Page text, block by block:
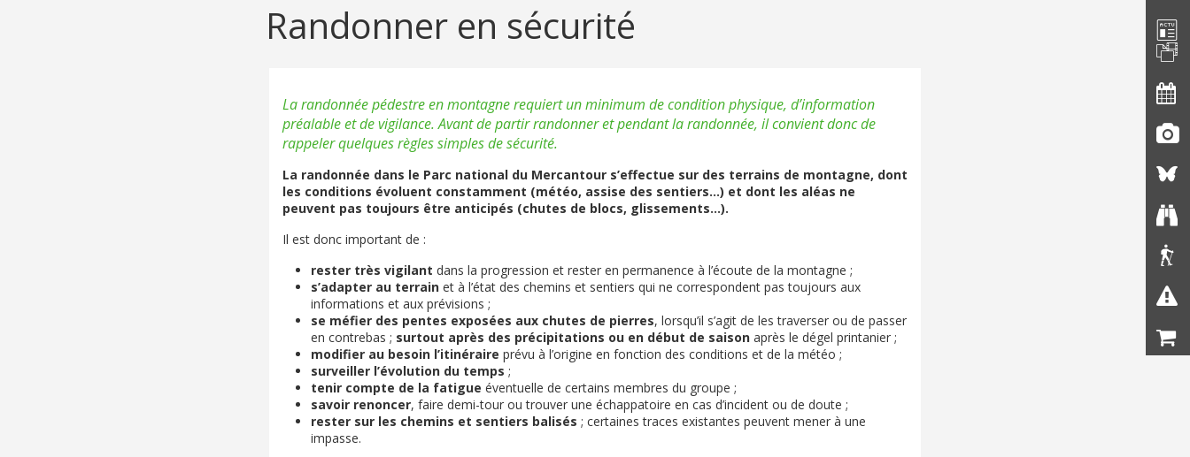
Randonner en sécurité
La randonnée pédestre en montagne requiert un minimum de condition physique, d’information
préalable et de vigilance. Avant de partir randonner et pendant la randonnée, il convient donc de
rappeler quelques règles simples de sécurité.
La randonnée dans le Parc national du Mercantour s’effectue sur des terrains de montagne, dont
les conditions évoluent constamment (météo, assise des sentiers…) et dont les aléas ne
peuvent pas toujours être anticipés (chutes de blocs, glissements...).
Il est donc important de :
rester très vigilant dans la progression et rester en permanence à l’écoute de la montagne ;
s’adapter au terrain et à l’état des chemins et sentiers qui ne correspondent pas toujours aux
informations et aux prévisions ;
se méfier des pentes exposées aux chutes de pierres, lorsqu’il s’agit de les traverser ou de passer
en contrebas ; surtout après des précipitations ou en début de saison après le dégel printanier ;
modifier au besoin l’itinéraire prévu à l’origine en fonction des conditions et de la météo ;
surveiller l’évolution du temps ;
tenir compte de la fatigue éventuelle de certains membres du groupe ;
savoir renoncer, faire demi-tour ou trouver une échappatoire en cas d’incident ou de doute ;
rester sur les chemins et sentiers balisés ; certaines traces existantes peuvent mener à une
impasse.